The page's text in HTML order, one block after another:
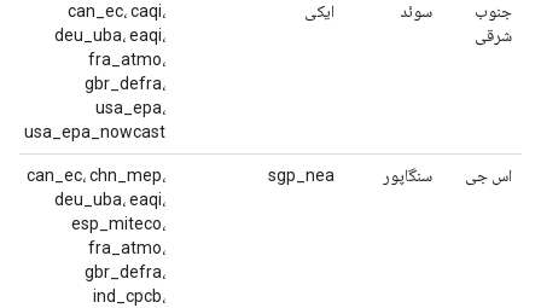
جنوب
شرقی
سوئد ایکی
can_ec، caqi،
deu_uba، eaqi،
fra_atmo،
gbr_defra،
usa_epa،
usa_epa_nowcast
اس جی سنگاپور sgp_nea
can_ec، chn_mep،
deu_uba، eaqi،
esp_miteco،
fra_atmo،
gbr_defra،
ind_cpcb،